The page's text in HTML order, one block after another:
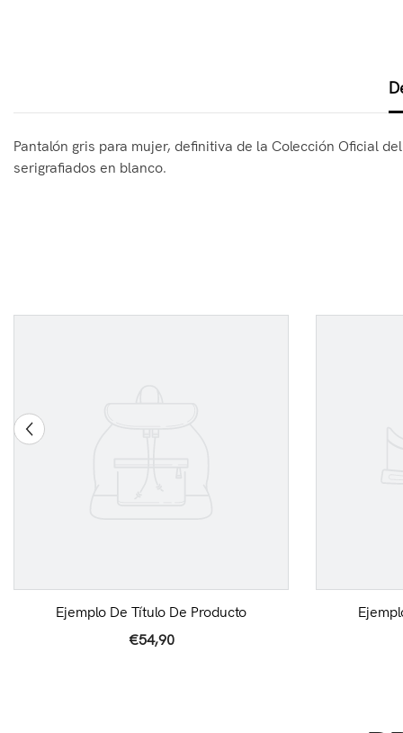
Pantalón gris para mujer, definitiva de la Colección Oficial
serigrafiados en blanco.
Ejemplo De Título De Producto
€54,90